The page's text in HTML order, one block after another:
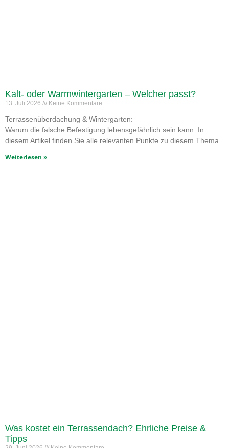
Kalt- oder Warmwintergarten – Welcher passt?
13. Juli 2026 Keine Kommentare
Terrassenüberdachung & Wintergarten:
Warum die falsche Befestigung lebensgefährlich sein kann. In
diesem Artikel finden Sie alle relevanten Punkte zu diesem Thema.
Weiterlesen »
Was kostet ein Terrassendach? Ehrliche Preise &
Tipps